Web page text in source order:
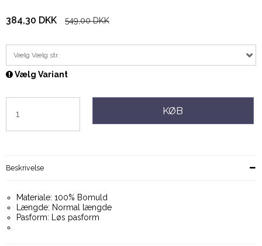
384,30 DKK 549,00 DKK
Vælg Vælg str.
Vælg Variant
KØB
Beskrivelse
Materiale: 100% Bomuld
Længde: Normal længde
Pasform: Løs pasform